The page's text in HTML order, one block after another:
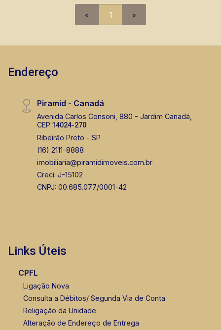
« 1 »
Endereço
Piramid - Canadá
Avenida Carlos Consoni, 880 - Jardim Canadá,
CEP:14024-270
Ribeirão Preto - SP
(16) 2111-8888
imobiliaria@piramidimoveis.com.br
Creci: J-15102
CNPJ: 00.685.077/0001-42
Links Úteis
CPFL
Ligação Nova
Consulta a Débitos/ Segunda Via de Conta
Religação da Unidade
Alteração de Endereço de Entrega